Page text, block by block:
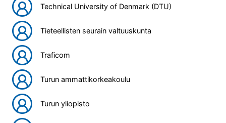
Technical University of Denmark (DTU)
Tieteellisten seurain valtuuskunta
Traficom
Turun ammattikorkeakoulu
Turun yliopisto